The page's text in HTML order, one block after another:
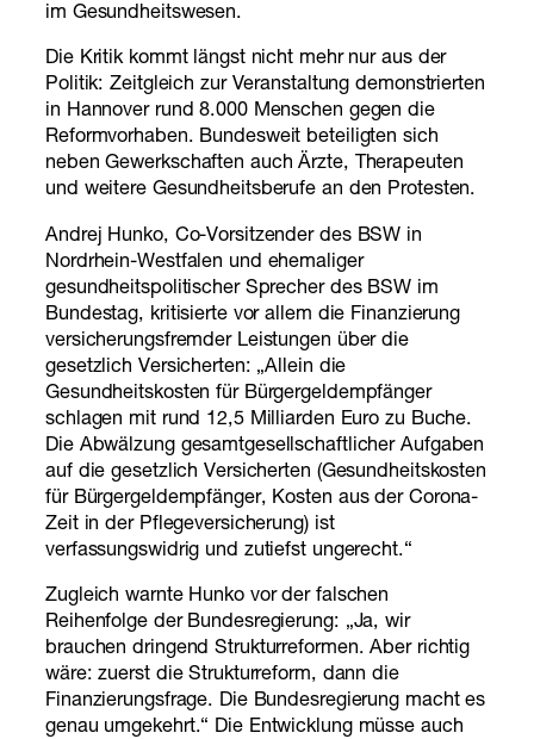
im Gesundheitswesen.
Die Kritik kommt längst nicht mehr nur aus der
Politik: Zeitgleich zur Veranstaltung demonstrierten
in Hannover rund 8.000 Menschen gegen die
Reformvorhaben. Bundesweit beteiligten sich
neben Gewerkschaften auch Ärzte, Therapeuten
und weitere Gesundheitsberufe an den Protesten.
Andrej Hunko, Co-Vorsitzender des BSW in
Nordrhein-Westfalen und ehemaliger
gesundheitspolitischer Sprecher des BSW im
Bundestag, kritisierte vor allem die Finanzierung
versicherungsfremder Leistungen über die
gesetzlich Versicherten: „Allein die
Gesundheitskosten für Bürgergeldempfänger
schlagen mit rund 12,5 Milliarden Euro zu Buche.
Die Abwälzung gesamtgesellschaftlicher Aufgaben
auf die gesetzlich Versicherten (Gesundheitskosten
für Bürgergeldempfänger, Kosten aus der Corona-
Zeit in der Pflegeversicherung) ist
verfassungswidrig und zutiefst ungerecht.“
Zugleich warnte Hunko vor der falschen
Reihenfolge der Bundesregierung: „Ja, wir
brauchen dringend Strukturreformen. Aber richtig
wäre: zuerst die Strukturreform, dann die
Finanzierungsfrage. Die Bundesregierung macht es
genau umgekehrt.“ Die Entwicklung müsse auch